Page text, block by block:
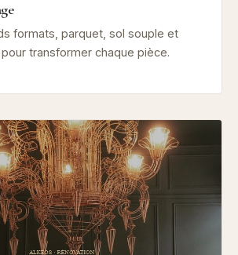
formats, parquet, sol souple et
transformer chaque pièce.